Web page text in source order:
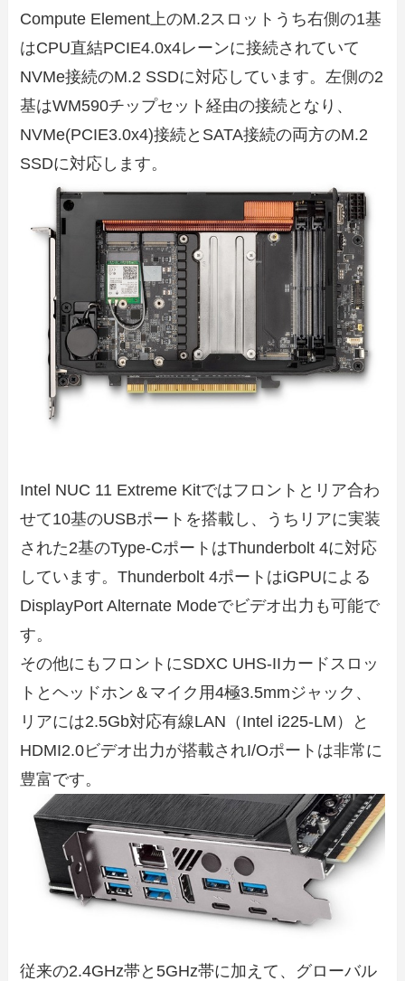
Compute Element上のM.2スロットうち右側の1基
はCPU直結PCIE4.0x4レーンに接続されていて
NVMe接続のM.2 SSDに対応しています。左側の2
基はWM590チップセット経由の接続となり、
NVMe(PCIE3.0x4)接続とSATA接続の両方のM.2
SSDに対応します。
Intel NUC 11 Extreme Kitではフロントとリア合わ
せて10基のUSBポートを搭載し、うちリアに実装
された2基のType-CポートはThunderbolt 4に対応
しています。Thunderbolt 4ポートはiGPUによる
DisplayPort Alternate Modeでビデオ出力も可能で
す。
その他にもフロントにSDXC UHS-IIカードスロッ
トとヘッドホン＆マイク用4極3.5mmジャック、
リアには2.5Gb対応有線LAN（Intel i225-LM）と
HDMI2.0ビデオ出力が搭載されI/Oポートは非常に
豊富です。
従来の2.4GHz帯と5GHz帯に加えて、グローバル